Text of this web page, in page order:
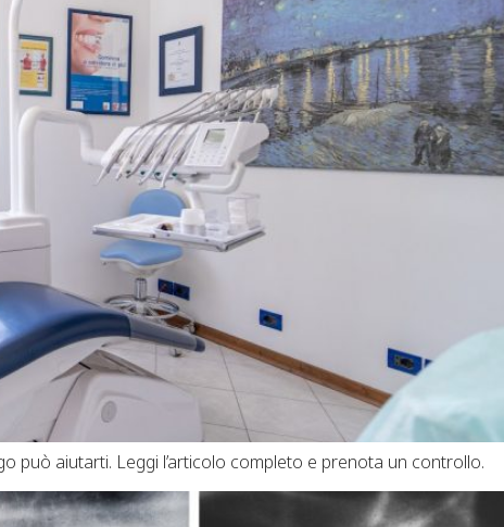
può aiutarti. Leggi l’articolo completo e prenota un controllo.